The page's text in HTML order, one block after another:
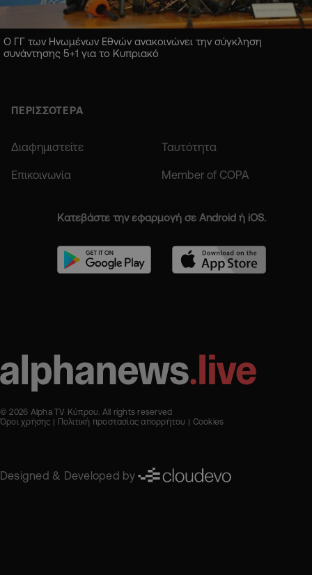
Ο ΓΓ των Ηνωμένων Εθνών ανακοινώνει την σύγκληση
συνάντησης 5+1 για το Κυπριακό
ΠΕΡΙΣΣΟΤΕΡΑ
Διαφημιστείτε Ταυτότητα
Επικοινωνία Member of COPA
Κατεβάστε την εφαρμογή σε Android ή iOS.
© 2026 Alpha TV Κύπρου. All rights reserved
Όροι χρήσης
Πολιτική προστασίας απορρήτου Cookies
Designed & Developed by